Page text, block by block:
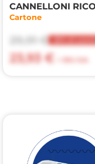
Cartone
29,91 €
23,93 €